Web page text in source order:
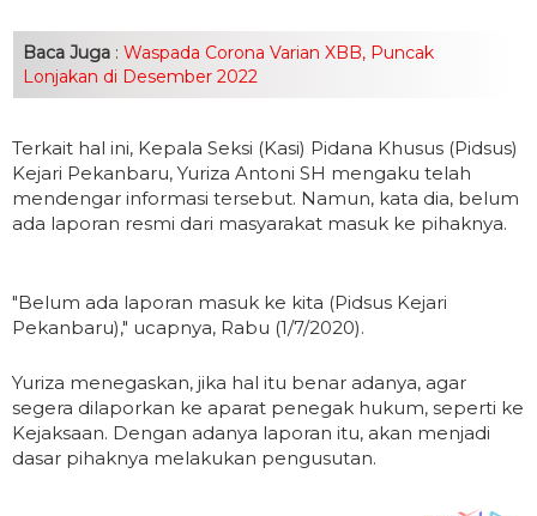
Baca Juga : Waspada Corona Varian XBB, Puncak
Lonjakan di Desember 2022
Terkait hal ini, Kepala Seksi (Kasi) Pidana Khusus (Pidsus)
Kejari Pekanbaru, Yuriza Antoni SH mengaku telah
mendengar informasi tersebut. Namun, kata dia, belum
ada laporan resmi dari masyarakat masuk ke pihaknya.
"Belum ada laporan masuk ke kita (Pidsus Kejari
Pekanbaru)," ucapnya, Rabu (1/7/2020).
Yuriza menegaskan, jika hal itu benar adanya, agar
segera dilaporkan ke aparat penegak hukum, seperti ke
Kejaksaan. Dengan adanya laporan itu, akan menjadi
dasar pihaknya melakukan pengusutan.